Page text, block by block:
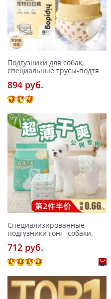
Подгузники для собак,
специальные трусы-подтя
894 pуб.
Специализированные
подгузники гонг -собаки.
712 pуб.